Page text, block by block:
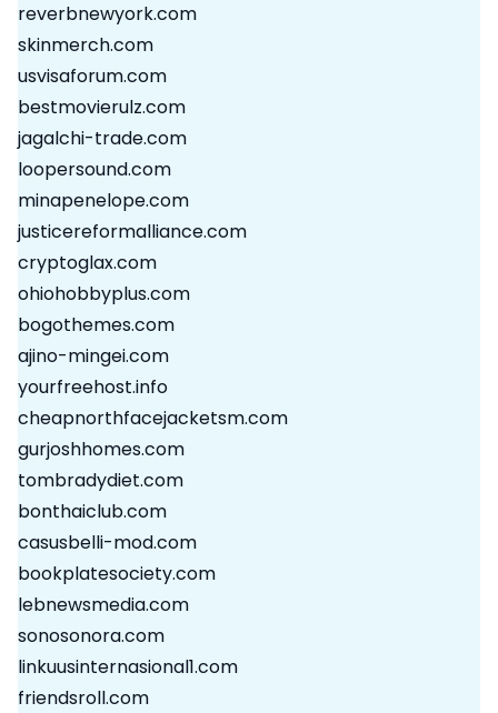
reverbnewyork.com
skinmerch.com
usvisaforum.com
bestmovierulz.com
jagalchi-trade.com
loopersound.com
minapenelope.com
justicereformalliance.com
cryptoglax.com
ohiohobbyplus.com
bogothemes.com
ajino-mingei.com
yourfreehost.info
cheapnorthfacejacketsm.com
gurjoshhomes.com
tombradydiet.com
bonthaiclub.com
casusbelli-mod.com
bookplatesociety.com
lebnewsmedia.com
sonosonora.com
linkuusinternasional1.com
friendsroll.com